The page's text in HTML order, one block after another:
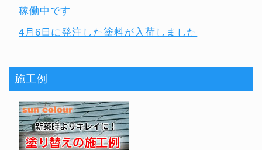
稼働中です
4月6日に発注した塗料が入荷しました
施工例